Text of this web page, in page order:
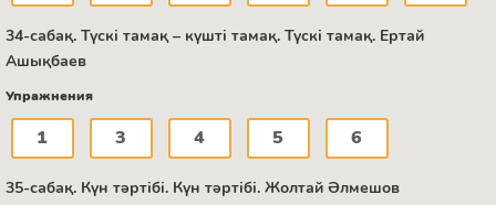
34-сабақ. Түскі тамақ – күшті тамақ. Түскі тамақ. Ертай
Ашықбаев
Упражнения
1 3 4 5 6
35-сабақ. Күн тәртібі. Күн тәртібі. Жолтай Әлмешов